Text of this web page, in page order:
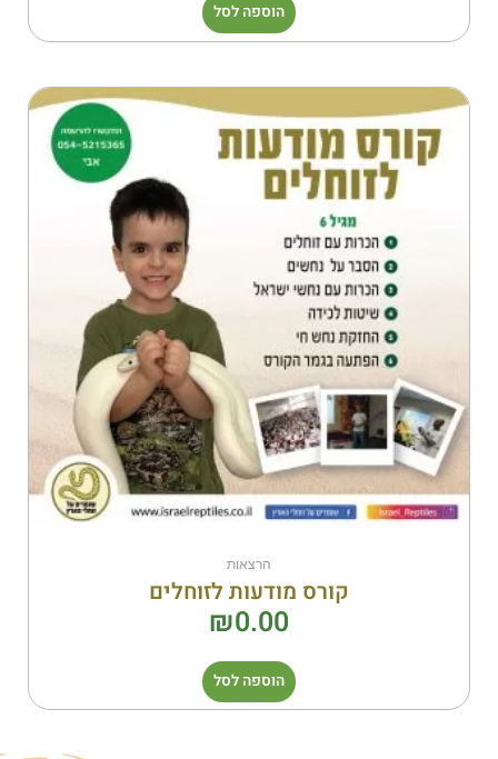
הוספה לסל
הרצאות
קורס מודעות לזוחלים
₪0.00
הוספה לסל